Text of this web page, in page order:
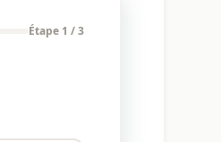
Étape 1 / 3